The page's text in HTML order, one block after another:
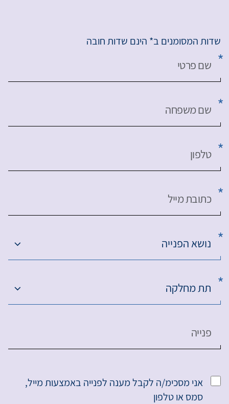
שדות המסומנים ב* הינם שדות חובה
שם פרטי
שם משפחה
טלפון
כתובת מייל
נושא הפנייה
תת מחלקה
פנייה
אני מסכימ/ה לקבל מענה לפנייה באמצעות מייל,
סמס או טלפון